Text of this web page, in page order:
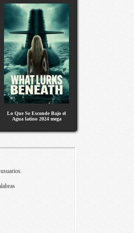
Lo Que Se Esconde Bajo el
Agua latino 2024 mega